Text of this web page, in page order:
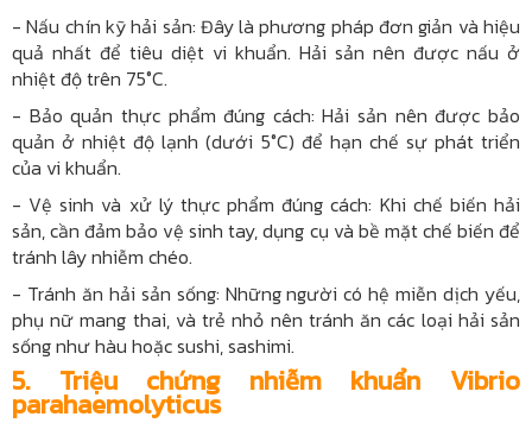
- Nấu chín kỹ hải sản: Đây là phương pháp đơn giản và hiệu
quả nhất để tiêu diệt vi khuẩn. Hải sản nên được nấu ở
nhiệt độ trên 75°C.
- Bảo quản thực phẩm đúng cách: Hải sản nên được bảo
quản ở nhiệt độ lạnh (dưới 5°C) để hạn chế sự phát triển
của vi khuẩn.
- Vệ sinh và xử lý thực phẩm đúng cách: Khi chế biến hải
sản, cần đảm bảo vệ sinh tay, dụng cụ và bề mặt chế biến để
tránh lây nhiễm chéo.
- Tránh ăn hải sản sống: Những người có hệ miễn dịch yếu,
phụ nữ mang thai, và trẻ nhỏ nên tránh ăn các loại hải sản
sống như hàu hoặc sushi, sashimi.
5. Triệu chứng nhiễm khuẩn Vibrio
parahaemolyticus